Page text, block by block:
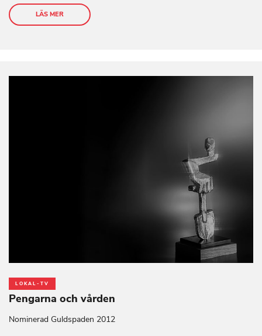
LÄS MER
LOKAL-TV
Pengarna och vården
Nominerad Guldspaden 2012